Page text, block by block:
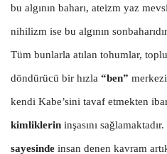
bu algının baharı, ateizm yaz
nihilizm ise bu algının
Tüm bunlarla atılan tohumlar,
döndürücü bir hızla “ben”
kendi Kabe’sini tavaf etmekten
kimliklerin inşasını sağlamaktadır.
sayesinde insan denen kavram